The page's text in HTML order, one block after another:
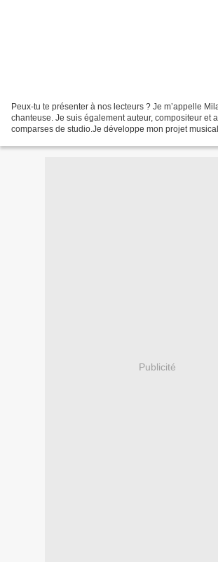
Peux-tu te présenter à nos lecteurs ? Je m’appelle
chanteuse. Je suis également auteur, compositeur et
comparses de studio.Je développe mon projet
Publicité